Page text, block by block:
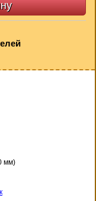
мм)